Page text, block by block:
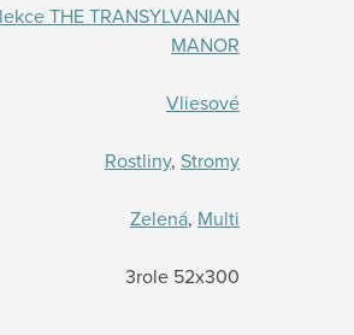
THE TRANSYLVANIAN
MANOR
Vliesové
Rostliny, Stromy
Zelená, Multi
3role 52x300